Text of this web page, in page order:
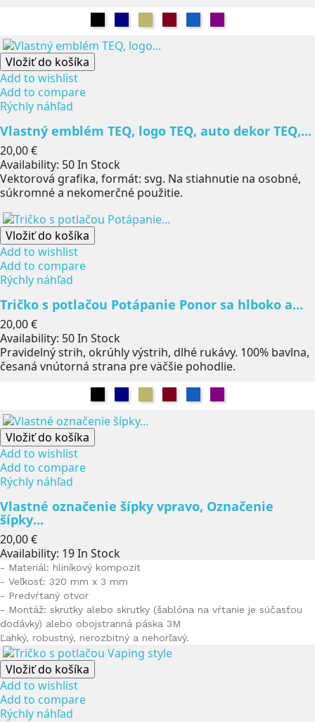
Vložiť do košíka
Add to wishlist
Add to compare
Rýchly náhľad
Vlastný emblém TEQ, logo TEQ, auto dekor TEQ,...
Cena
20,00 €
Availability: 50 In Stock
Vektorová grafika, formát: svg. Na stiahnutie na osobné,
súkromné a nekomerčné použitie.
Vložiť do košíka
Add to wishlist
Add to compare
Rýchly náhľad
Tričko s potlačou Potápanie Ponor sa hlboko a...
Cena
20,00 €
Availability: 50 In Stock
Pravidelný strih, okrúhly výstrih, dlhé rukávy. 100% bavlna,
česaná vnútorná strana pre väčšie pohodlie.
Vložiť do košíka
Add to wishlist
Add to compare
Rýchly náhľad
Vlastné označenie šípky vpravo, Označenie
šípky...
Cena
20,00 €
Availability: 19 In Stock
- Materiál: hliníkový kompozit
- Veľkosť: 320 mm x 3 mm
- Predvŕtaný otvor
- Montáž: skrutky alebo skrutky (šablóna na vŕtanie je súčasťou
dodávky) alebo obojstranná páska 3M
Ľahký, robustný, nerozbitný a nehorľavý.
Vložiť do košíka
Add to wishlist
Add to compare
Rýchly náhľad